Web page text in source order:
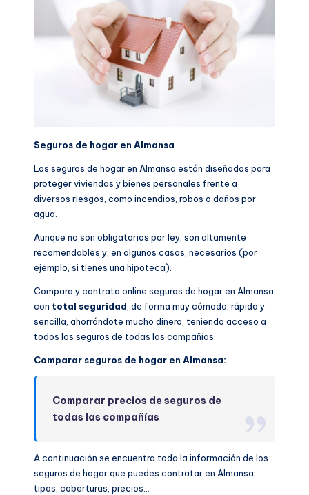
Seguros de hogar en Almansa
Los seguros de hogar en Almansa están diseñados para
proteger viviendas y bienes personales frente a
diversos riesgos, como incendios, robos o daños por
agua.
Aunque no son obligatorios por ley, son altamente
recomendables y, en algunos casos, necesarios (por
ejemplo, si tienes una hipoteca).
Compara y contrata online seguros de hogar en Almansa
con total seguridad, de forma muy cómoda, rápida y
sencilla, ahorrándote mucho dinero, teniendo acceso a
todos los seguros de todas las compañías.
Comparar seguros de hogar en Almansa:
Comparar precios de seguros de
todas las compañías
A continuación se encuentra toda la información de los
seguros de hogar que puedes contratar en Almansa:
tipos, coberturas, precios…